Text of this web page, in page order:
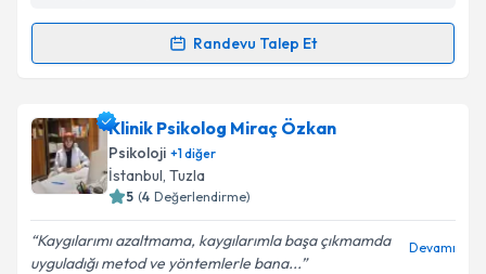
Randevu Talep Et
Randevu Takvimi Talebi
Psk. Tuğba Kara Aydınlıoğlu için randevu takvimi
talebi oluşturun. Size bu uzmandan randevu almanız
için bir takvim hazırlandığında e-posta ile
bilgilendireceğiz.
E-posta Adresiniz
Klinik Psikolog Miraç Özkan
Psikoloji +1diğer
İstanbul, Tuzla
5 (4 Değerlendirme)
Kaygılarımı azaltmama, kaygılarımla başa çıkmamda
uyguladığı metod ve yöntemlerle bana...
Devamı